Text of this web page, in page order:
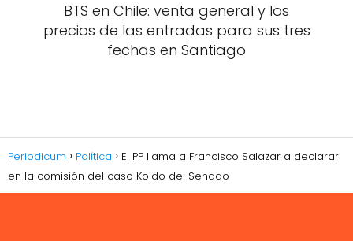
BTS en Chile: venta general y los
precios de las entradas para sus tres
fechas en Santiago
Periodicum Política
El PP llama a Francisco Salazar a declarar
en la comisión del caso Koldo del Senado